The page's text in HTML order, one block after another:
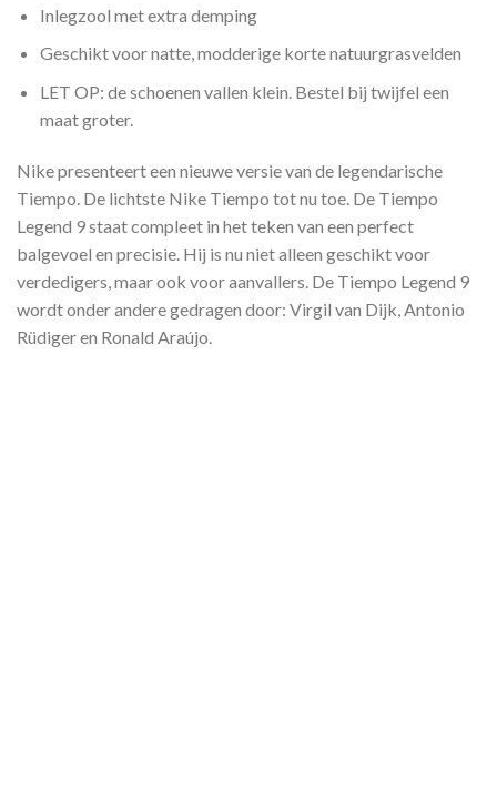
Inlegzool met extra demping
Geschikt voor natte, modderige korte natuurgrasvelden
LET OP: de schoenen vallen klein. Bestel bij twijfel een
maat groter.
Nike presenteert een nieuwe versie van de legendarische
Tiempo. De lichtste Nike Tiempo tot nu toe. De Tiempo
Legend 9 staat compleet in het teken van een perfect
balgevoel en precisie. Hij is nu niet alleen geschikt voor
verdedigers, maar ook voor aanvallers. De Tiempo Legend 9
wordt onder andere gedragen door: Virgil van Dijk, Antonio
Rüdiger en Ronald Araújo.